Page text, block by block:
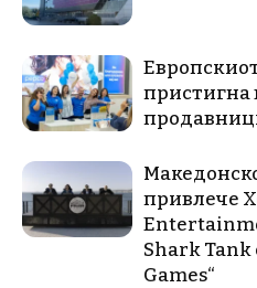
пристигна
привлече
Shark Tank
Games“